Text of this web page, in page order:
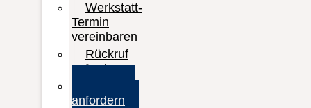
Werkstatt-
Termin
vereinbaren
Rückruf
anfordern
anfordern